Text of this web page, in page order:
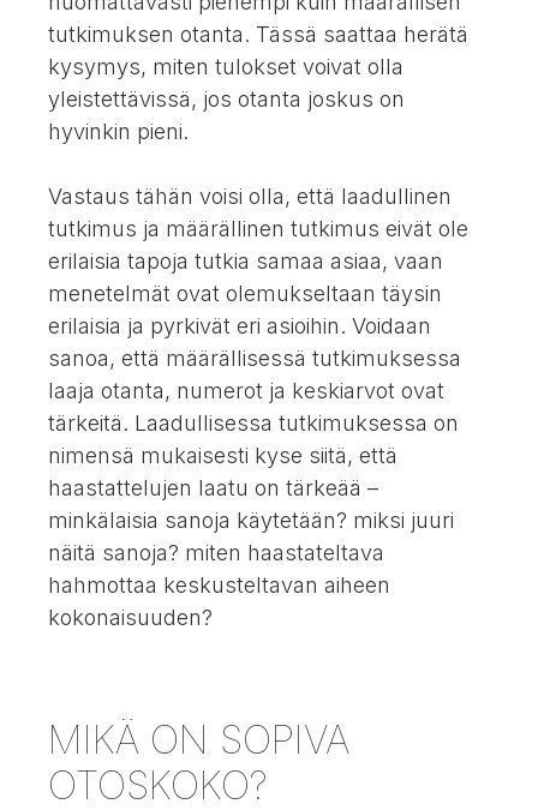
tutkimuksen otanta. Tässä saattaa herätä
kysymys, miten tulokset voivat olla
yleistettävissä, jos otanta joskus on
hyvinkin pieni.
Vastaus tähän voisi olla, että laadullinen
tutkimus ja määrällinen tutkimus eivät ole
erilaisia tapoja tutkia samaa asiaa, vaan
menetelmät ovat olemukseltaan täysin
erilaisia ja pyrkivät eri asioihin. Voidaan
sanoa, että määrällisessä tutkimuksessa
laaja otanta, numerot ja keskiarvot ovat
tärkeitä. Laadullisessa tutkimuksessa on
nimensä mukaisesti kyse siitä, että
haastattelujen laatu on tärkeää –
minkälaisia sanoja käytetään? miksi juuri
näitä sanoja? miten haastateltava
hahmottaa keskusteltavan aiheen
kokonaisuuden?
MIKÄ ON SOPIVA
OTOSKOKO?